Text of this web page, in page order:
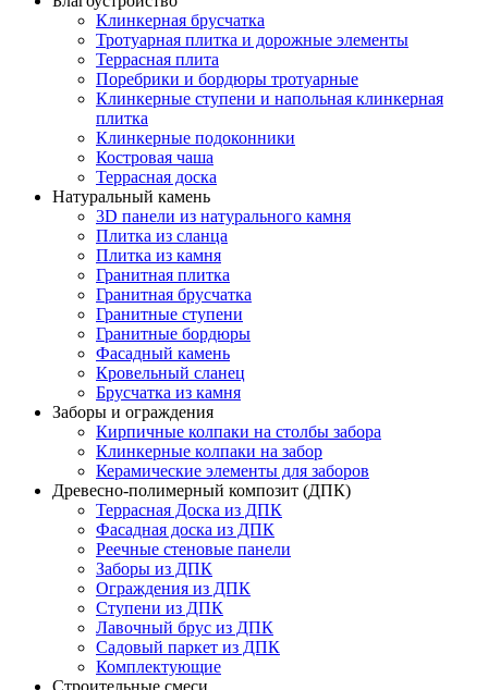
Клинкерная брусчатка
Тротуарная плитка и дорожные элементы
Террасная плита
Поребрики и бордюры тротуарные
Клинкерные ступени и напольная клинкерная
плитка
Клинкерные подоконники
Костровая чаша
Террасная доска
Натуральный камень
3D панели из натурального камня
Плитка из сланца
Плитка из камня
Гранитная плитка
Гранитная брусчатка
Гранитные ступени
Гранитные бордюры
Фасадный камень
Кровельный сланец
Брусчатка из камня
Заборы и ограждения
Кирпичные колпаки на столбы забора
Клинкерные колпаки на забор
Керамические элементы для заборов
Древесно-полимерный композит (ДПК)
Террасная Доска из ДПК
Фасадная доска из ДПК
Реечные стеновые панели
Заборы из ДПК
Ограждения из ДПК
Ступени из ДПК
Лавочный брус из ДПК
Садовый паркет из ДПК
Комплектующие
Строительные смеси